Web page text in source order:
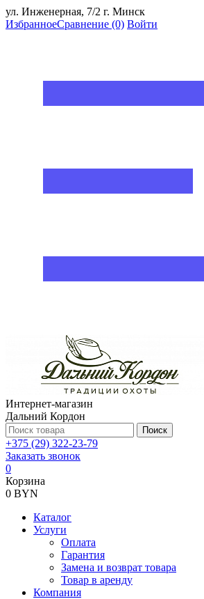
ул. Инженерная, 7/2 г. Минск
ИзбранноеСравнение (0) Войти
Интернет-магазин
Дальний Кордон
Поиск
+375 (29) 322-23-79
Заказать звонок
0
Корзина
0 BYN
Каталог
Услуги
Оплата
Гарантия
Замена и возврат товара
Товар в аренду
Компания